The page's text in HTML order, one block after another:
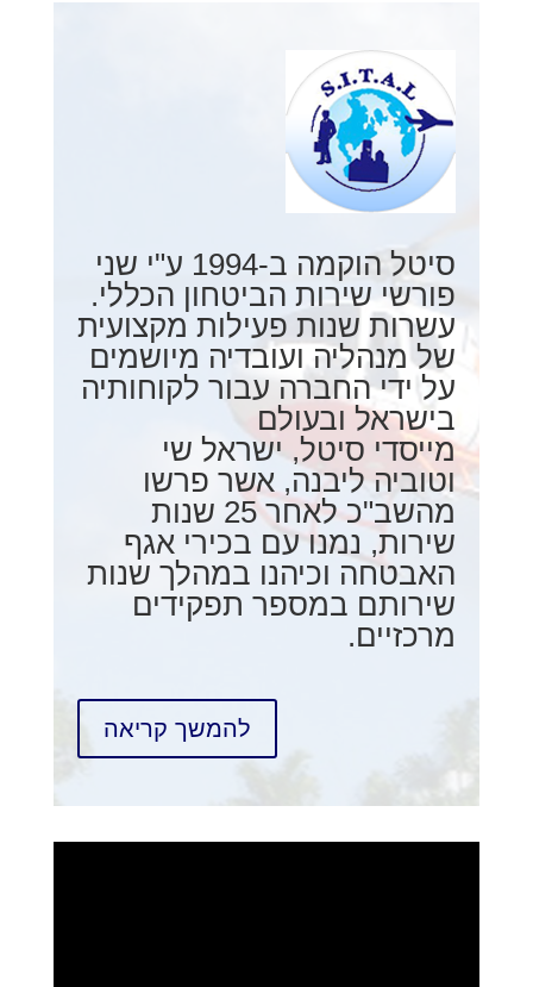
סיטל הוקמה ב-1994 ע"י שני
פורשי שירות הביטחון הכללי.
עשרות שנות פעילות מקצועית
של מנהליה ועובדיה מיושמים
על ידי החברה עבור לקוחותיה
בישראל ובעולם
מייסדי סיטל, ישראל שי
וטוביה ליבנה, אשר פרשו
מהשב"כ לאחר 25 שנות
שירות, נמנו עם בכירי אגף
האבטחה וכיהנו במהלך שנות
שירותם במספר תפקידים
מרכזיים.
להמשך קריאה